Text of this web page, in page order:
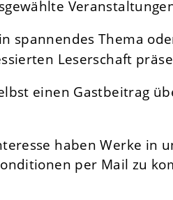
spannendes Thema
Leserschaft
einen Gastbeitrag
haben Werke in
per Mail zu